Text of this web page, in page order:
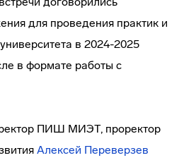
для проведения практик и
в 2024-2025
в формате работы с
ПИШ МИЭТ, проректор
Алексей Переверзев